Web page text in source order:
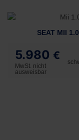
SEAT MII
5.980 €
MwSt. nicht
ausweisbar